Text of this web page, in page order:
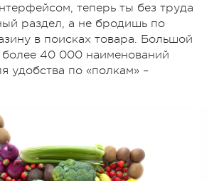
теперь ты без труда
раздел, а не бродишь по
в поисках товара. Большой
40 000 наименований
удобства по «полкам» –